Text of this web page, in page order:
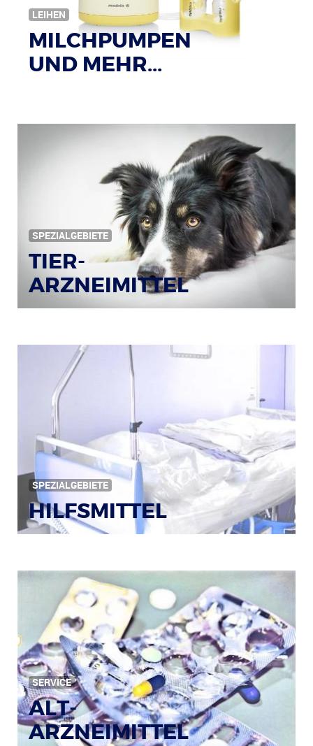
LEIHEN
MILCHPUMPEN
UND MEHR...
SPEZIALGEBIETE
TIER-
ARZNEIMITTEL
SPEZIALGEBIETE
HILFSMITTEL
Bild: © Rainer Sturm / pixelio.de
SERVICE
ALT-
ARZNEIMITTEL